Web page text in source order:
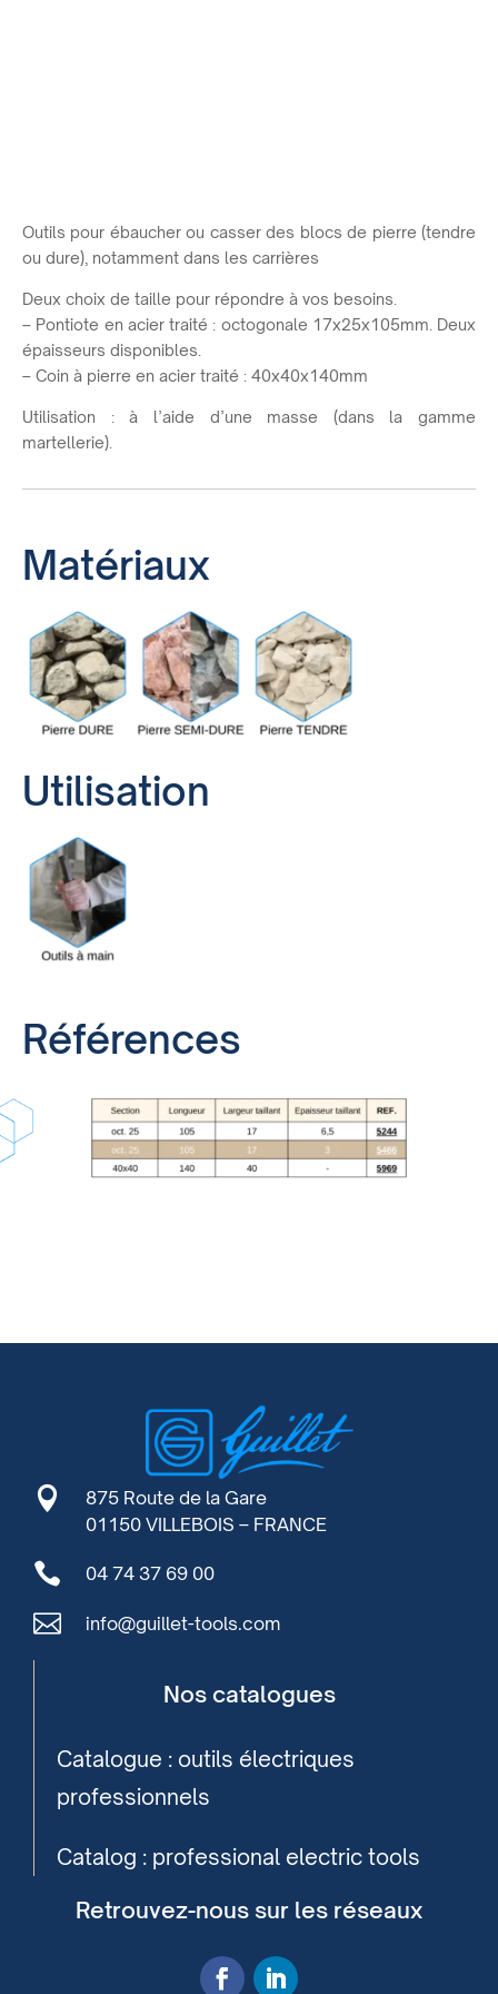
Outils pour ébaucher ou casser des blocs de pierre (tendre
ou dure), notamment dans les carrières
Deux choix de taille pour répondre à vos besoins.
– Pontiote en acier traité : octogonale 17x25x105mm. Deux
épaisseurs disponibles.
– Coin à pierre en acier traité : 40x40x140mm
Utilisation : à l’aide d’une masse (dans la gamme
martellerie).
Matériaux
Utilisation
Références

875 Route de la Gare
01150 VILLEBOIS – FRANCE
 04 74 37 69 00
 info@guillet-tools.com
Nos catalogues
Catalogue : outils électriques
professionnels
Catalog : professional electric tools
Retrouvez-nous sur les réseaux